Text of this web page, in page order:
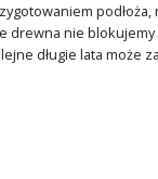
drewna nie
długie lata może